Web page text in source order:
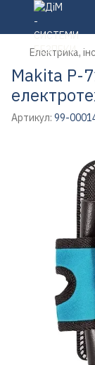
Електрика,
Makita P-
Артикул: 99-